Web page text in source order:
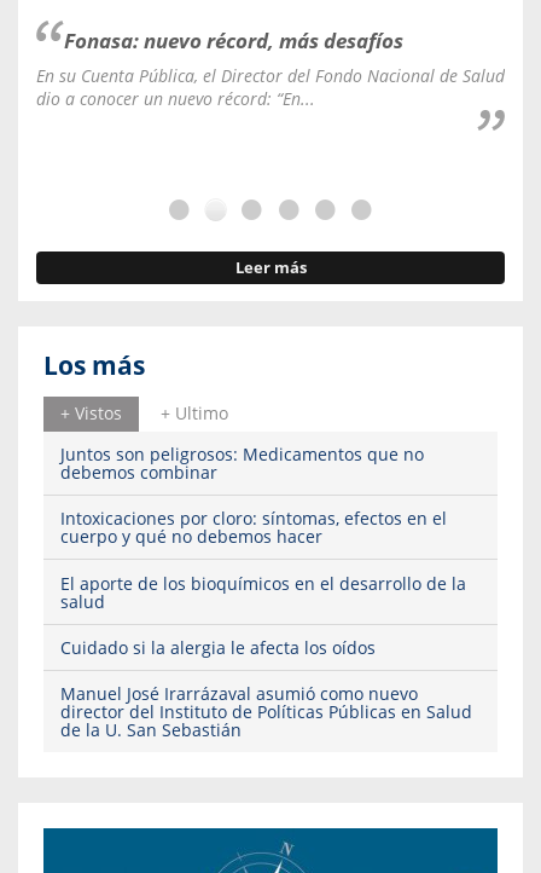
Fonasa: nuevo récord, más desafíos
En su Cuenta Pública, el Director del Fondo Nacional de Salud
dio a conocer un nuevo récord: “En...
Leer más
Los más
+ Vistos
+ Ultimo
Juntos son peligrosos: Medicamentos que no
debemos combinar
Intoxicaciones por cloro: síntomas, efectos en el
cuerpo y qué no debemos hacer
El aporte de los bioquímicos en el desarrollo de la
salud
Cuidado si la alergia le afecta los oídos
Manuel José Irarrázaval asumió como nuevo
director del Instituto de Políticas Públicas en Salud
de la U. San Sebastián